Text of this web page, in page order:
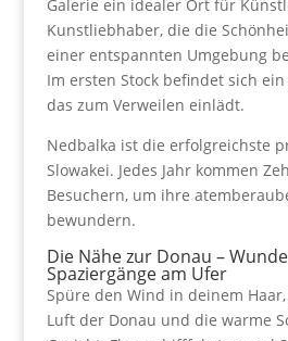
Galerie ein idealer Ort für
Kunstliebhaber, die die
einer entspannten Umgebung
Im ersten Stock befindet sich
das zum Verweilen einlädt.
Nedbalka ist die erfolgreichste
Slowakei. Jedes Jahr kommen
Besuchern, um ihre
bewundern.
Die Nähe zur Donau –
Spaziergänge am Ufer
Spüre den Wind in deinem
Luft der Donau und die warme